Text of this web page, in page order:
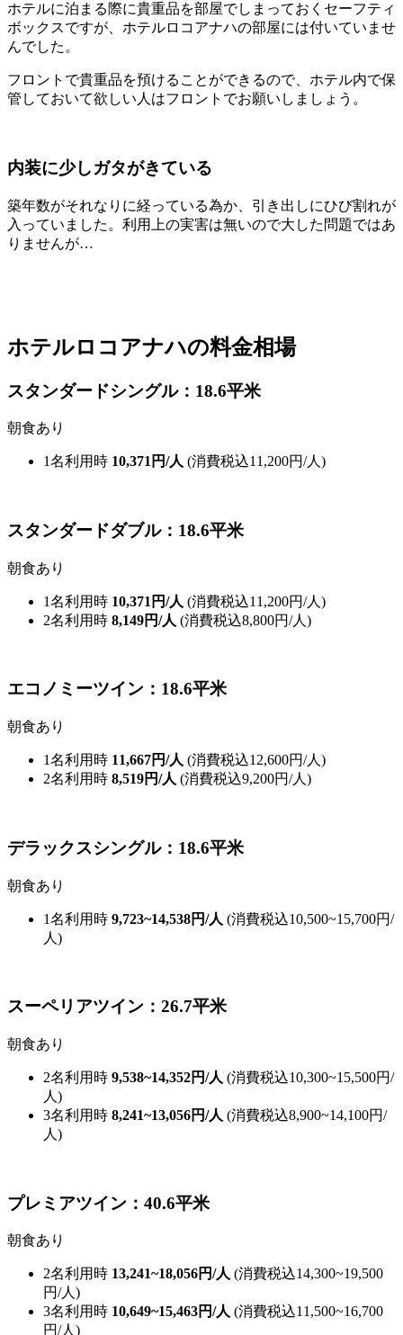
ホテルに泊まる際に貴重品を部屋でしまっておくセーフティ
ボックスですが、ホテルロコアナハの部屋には付いていませ
んでした。
フロントで貴重品を預けることができるので、ホテル内で保
管しておいて欲しい人はフロントでお願いしましょう。
内装に少しガタがきている
築年数がそれなりに経っている為か、引き出しにひび割れが
入っていました。利用上の実害は無いので大した問題ではあ
りませんが…
ホテルロコアナハの料金相場
スタンダードシングル：18.6平米
朝食あり
1名利用時 10,371円/人 (消費税込11,200円/人)
スタンダードダブル：18.6平米
朝食あり
1名利用時 10,371円/人 (消費税込11,200円/人)
2名利用時 8,149円/人 (消費税込8,800円/人)
エコノミーツイン：18.6平米
朝食あり
1名利用時 11,667円/人 (消費税込12,600円/人)
2名利用時 8,519円/人 (消費税込9,200円/人)
デラックスシングル：18.6平米
朝食あり
1名利用時 9,723~14,538円/人 (消費税込10,500~15,700円/
人)
スーペリアツイン：26.7平米
朝食あり
2名利用時 9,538~14,352円/人 (消費税込10,300~15,500円/
人)
3名利用時 8,241~13,056円/人 (消費税込8,900~14,100円/
人)
プレミアツイン：40.6平米
朝食あり
2名利用時 13,241~18,056円/人 (消費税込14,300~19,500
円/人)
3名利用時 10,649~15,463円/人 (消費税込11,500~16,700
円/人)